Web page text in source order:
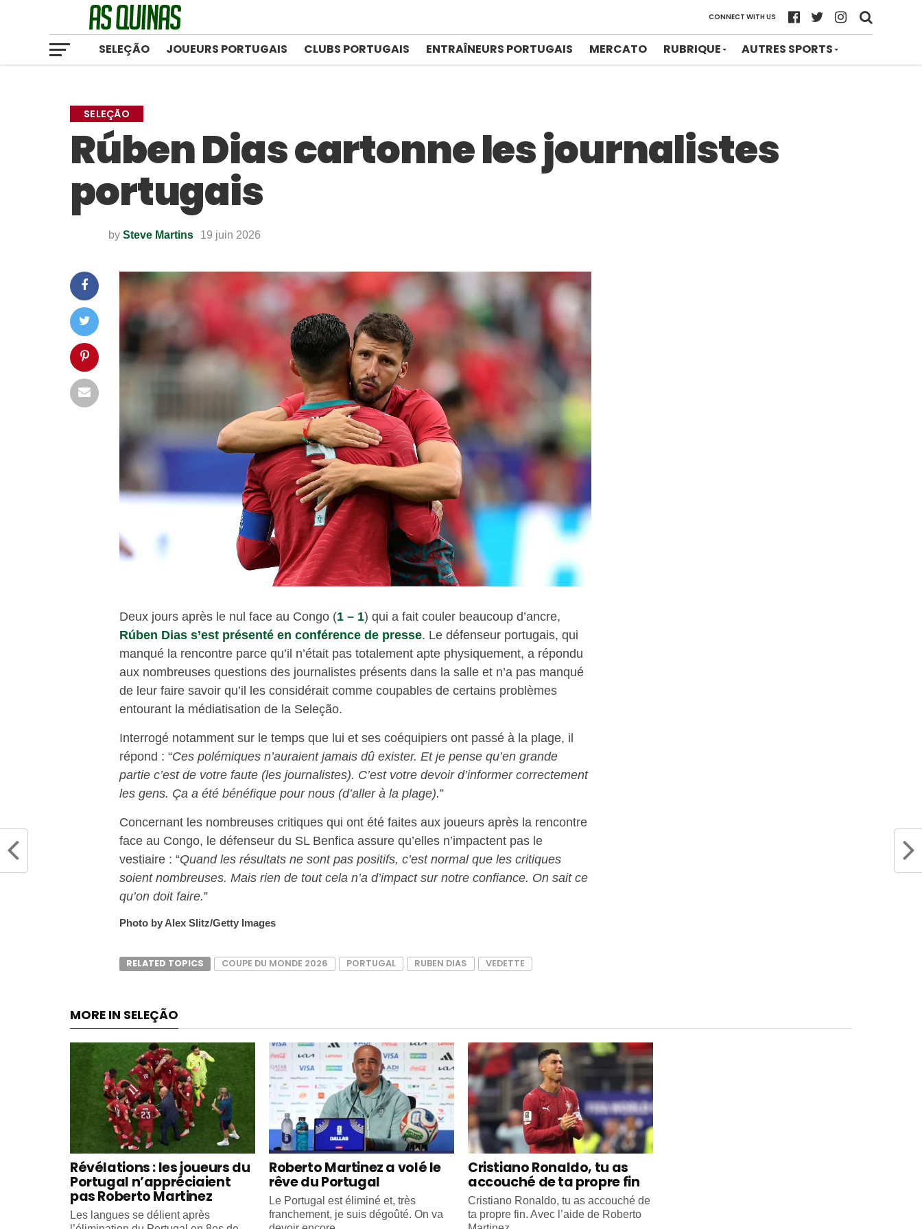
CONNECT WITH US
SELEÇÃO JOUEURS PORTUGAIS CLUBS PORTUGAIS ENTRAÎNEURS PORTUGAIS MERCATO RUBRIQUE AUTRES SPORTS
SELEÇÃO
Rúben Dias cartonne les journalistes
portugais
by Steve Martins 19 juin 2026
Deux jours après le nul face au Congo (1 – 1) qui a fait couler beaucoup d’ancre,
Rúben Dias s’est présenté en conférence de presse. Le défenseur portugais, qui
manqué la rencontre parce qu’il n’était pas totalement apte physiquement, a répondu
aux nombreuses questions des journalistes présents dans la salle et n’a pas manqué
de leur faire savoir qu’il les considérait comme coupables de certains problèmes
entourant la médiatisation de la Seleção.
Interrogé notamment sur le temps que lui et ses coéquipiers ont passé à la plage, il
répond : “Ces polémiques n’auraient jamais dû exister. Et je pense qu’en grande
partie c’est de votre faute (les journalistes). C’est votre devoir d’informer correctement
les gens. Ça a été bénéfique pour nous (d’aller à la plage).”
Concernant les nombreuses critiques qui ont été faites aux joueurs après la rencontre
face au Congo, le défenseur du SL Benfica assure qu’elles n’impactent pas le
vestiaire : “Quand les résultats ne sont pas positifs, c’est normal que les critiques
soient nombreuses. Mais rien de tout cela n’a d’impact sur notre confiance. On sait ce
qu’on doit faire.”
Photo by Alex Slitz/Getty Images
RELATED TOPICS COUPE DU MONDE 2026 PORTUGAL RUBEN DIAS VEDETTE
MORE IN SELEÇÃO
Révélations : les joueurs du
Portugal n’appréciaient
pas Roberto Martinez
Les langues se délient après
Roberto Martinez a volé le
rêve du Portugal
Le Portugal est éliminé et, très
franchement, je suis dégoûté. On va
Cristiano Ronaldo, tu as
accouché de ta propre fin
Cristiano Ronaldo, tu as accouché de
ta propre fin. Avec l’aide de Roberto